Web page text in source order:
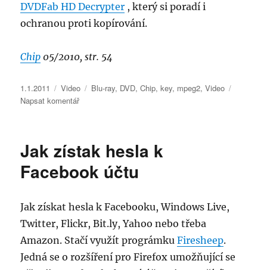
DVDFab HD Decrypter , který si poradí i
ochranou proti kopírování.
Chip 05/2010, str. 54
Publikováno:
1.1.2011 Rubriky:
Video Štítky:
Blu-ray, DVD,Chip,key, mpeg2,Video
Napsat komentářpro
Jak
DVD
PC
Jak zístak hesla k
Facebook účtu
Jak získat hesla k Facebooku, Windows Live,
Twitter, Flickr, Bit.ly, Yahoo nebo třeba
Amazon. Stačí využít prográmkuFiresheep.
Jedná se o rozšíření pro Firefox umožňující se